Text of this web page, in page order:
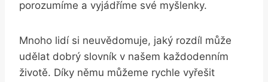
porozumíme a vyjádříme své myšlenky.
Mnoho lidí si neuvědomuje, jaký rozdíl může
udělat dobrý slovník v našem každodenním
životě. Díky němu můžeme rychle vyřešit